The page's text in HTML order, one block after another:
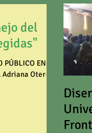
del
PÚBLICO EN